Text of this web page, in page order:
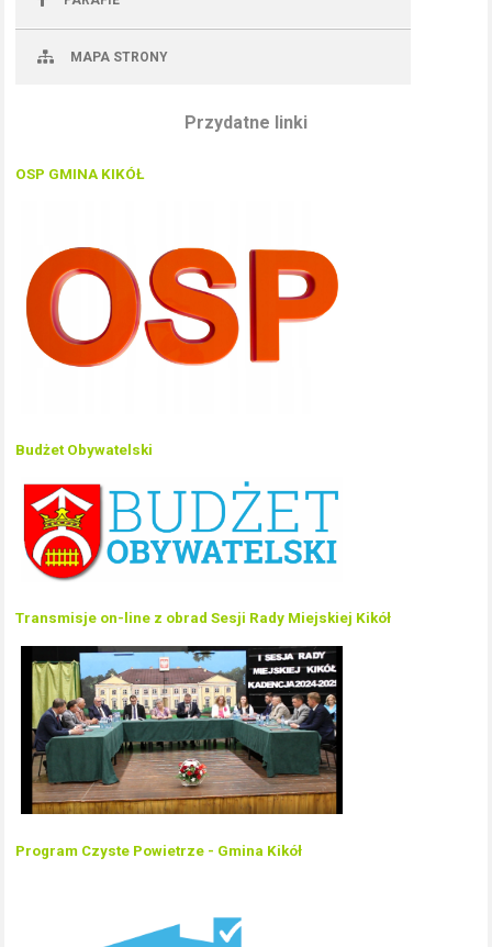
MAPA STRONY
Przydatne linki
OSP GMINA KIKÓŁ
Budżet Obywatelski
Transmisje on-line z obrad Sesji Rady Miejskiej Kikół
Program Czyste Powietrze - Gmina Kikół